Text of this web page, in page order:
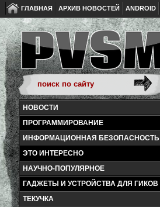
ГЛАВНАЯ АРХИВ НОВОСТЕЙ ANDROID
НОВОСТИ
ПРОГРАММИРОВАНИЕ
ИНФОРМАЦИОННАЯ БЕЗОПАСНОСТЬ
ЭТО ИНТЕРЕСНО
НАУЧНО-ПОПУЛЯРНОЕ
ГАДЖЕТЫ И УСТРОЙСТВА ДЛЯ ГИКОВ
ТЕКУЧКА